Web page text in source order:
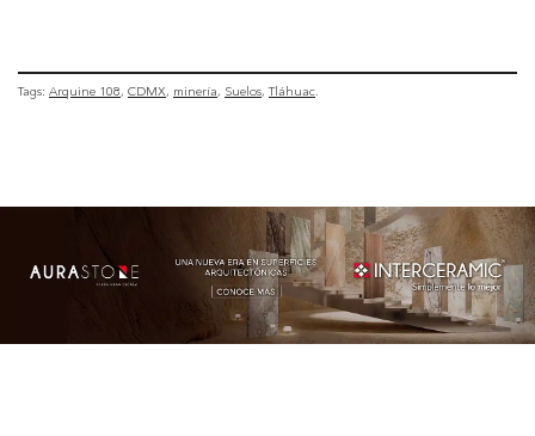
Tags: Arquine 108 CDMX minería Suelos Tláhuac